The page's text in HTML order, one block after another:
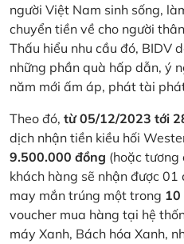
người Việt Nam sinh sống,
chuyển tiền về cho người
Thấu hiểu nhu cầu đó, BIDV
những phần quà hấp dẫn, ý
năm mới ấm áp, phát tài
Theo đó, từ 05/12/2023 tới
dịch nhận tiền kiều hối
9.500.000 đồng (hoặc tương
khách hàng sẽ nhận được
may mắn trúng một trong 10
voucher mua hàng tại hệ
máy Xanh, Bách hóa Xanh,